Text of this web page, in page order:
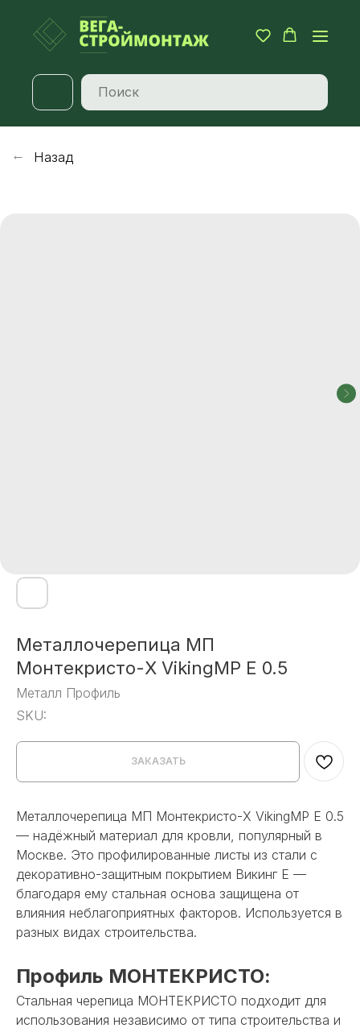
Назад
Металлочерепица МП
Монтекристо-X VikingMP E 0.5
Металл Профиль
SKU:
ЗАКАЗАТЬ
Металлочерепица МП Монтекристо-X VikingMP E 0.5
— надёжный материал для кровли, популярный в
Москве. Это профилированные листы из стали c
декоративно-защитным покрытием Викинг Е —
благодаря ему стальная основа защищена от
влияния неблагоприятных факторов. Используется в
разных видах строительства.
Профиль МОНТЕКРИСТО:
Стальная черепица МОНТЕКРИСТО подходит для
использования независимо от типа строительства и